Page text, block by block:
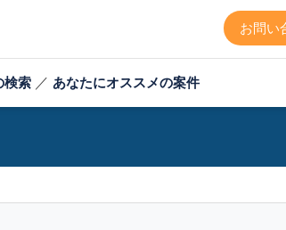
お問い
検索 ／ あなたにオススメの案件